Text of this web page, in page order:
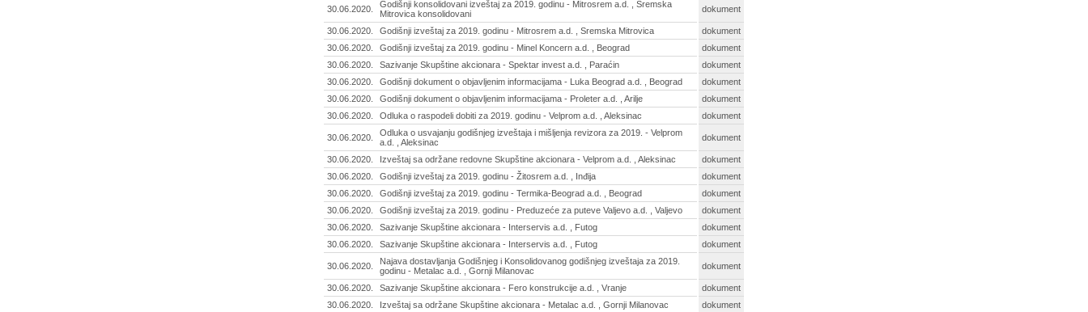
30.06.2020.
Godišnji konsolidovani izveštaj za 2019. godinu - Mitrosrem a.d. , Sremska
Mitrovica konsolidovani
dokument
30.06.2020. Godišnji izveštaj za 2019. godinu - Mitrosrem a.d. , Sremska Mitrovica
dokument
30.06.2020.
Godišnji izveštaj za 2019. godinu - Minel Koncern a.d. , Beograd
dokument
30.06.2020.
Sazivanje Skupštine akcionara - Spektar invest a.d. , Paraćin
dokument
30.06.2020.
Godišnji dokument o objavljenim informacijama - Luka Beograd a.d. , Beograd
dokument
30.06.2020.
Godišnji dokument o objavljenim informacijama - Proleter a.d. , Arilje
dokument
30.06.2020.
Odluka o raspodeli dobiti za 2019. godinu - Velprom a.d. , Aleksinac dokument
30.06.2020.
Odluka o usvajanju godišnjeg izveštaja i mišljenja revizora za 2019. - Velprom
a.d. , Aleksinac
dokument
30.06.2020. Izveštaj sa održane redovne Skupštine akcionara - Velprom a.d. , Aleksinac
dokument
30.06.2020.
Godišnji izveštaj za 2019. godinu - Žitosrem a.d. , Inđija
dokument
30.06.2020.
Godišnji izveštaj za 2019. godinu - Termika-Beograd a.d. , Beograd
dokument
30.06.2020.
Godišnji izveštaj za 2019. godinu - Preduzeće za puteve Valjevo a.d. , Valjevo
dokument
30.06.2020.
Sazivanje Skupštine akcionara - Interservis a.d. , Futog
dokument
30.06.2020.
Sazivanje Skupštine akcionara - Interservis a.d. , Futog dokument
30.06.2020.
Najava dostavljanja Godišnjeg i Konsolidovanog godišnjeg izveštaja za 2019.
godinu - Metalac a.d. , Gornji Milanovac
dokument
30.06.2020. Sazivanje Skupštine akcionara - Fero konstrukcije a.d. , Vranje
dokument
30.06.2020.
Izveštaj sa održane Skupštine akcionara - Metalac a.d. , Gornji Milanovac
dokument